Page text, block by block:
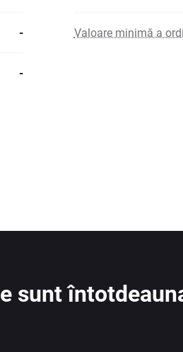
- Valoare minimă a
-
sunt